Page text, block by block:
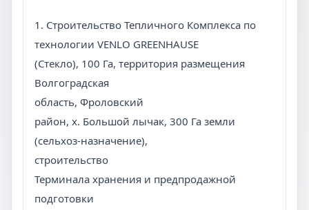
1. Строительство Тепличного Комплекса по
технологии VENLO GREENHAUSE
(Стекло), 100 Га, территория размещения
Волгоградская
область, Фроловский
район, х. Большой лычак, 300 Га земли
(сельхоз-назначение),
строительство
Терминала хранения и предпродажной
подготовки